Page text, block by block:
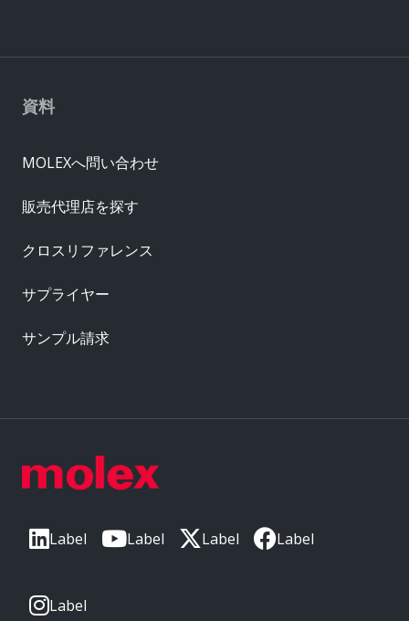
Label Label Label Label
Label
資料
MOLEXへ問い合わせ
販売代理店を探す
クロスリファレンス
サプライヤー
サンプル請求